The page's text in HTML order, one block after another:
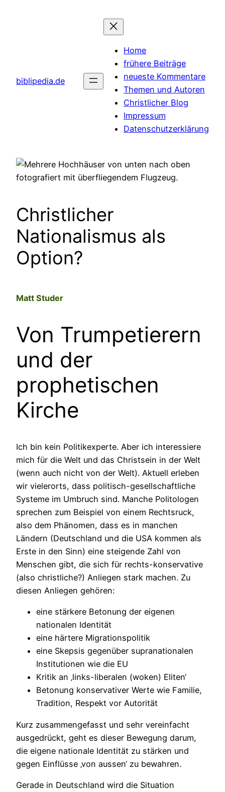
biblipedia.de
Home
frühere Beiträge
neueste Kommentare
Themen und Autoren
Christlicher Blog
Impressum
Datenschutzerklärung
Christlicher
Nationalismus als
Option?
Matt Studer
Von Trumpetierern
und der
prophetischen
Kirche
Ich bin kein Politikexperte. Aber ich interessiere
mich für die Welt und das Christsein in der Welt
(wenn auch nicht von der Welt). Aktuell erleben
wir vielerorts, dass politisch-gesellschaftliche
Systeme im Umbruch sind. Manche Politologen
sprechen zum Beispiel von einem Rechtsruck,
also dem Phänomen, dass es in manchen
Ländern (Deutschland und die USA kommen als
Erste in den Sinn) eine steigende Zahl von
Menschen gibt, die sich für rechts-konservative
(also christliche?) Anliegen stark machen. Zu
diesen Anliegen gehören:
eine stärkere Betonung der eigenen
nationalen Identität
eine härtere Migrationspolitik
eine Skepsis gegenüber supranationalen
Institutionen wie die EU
Kritik an ‚links-liberalen (woken) Eliten‘
Betonung konservativer Werte wie Familie,
Tradition, Respekt vor Autorität
Kurz zusammengefasst und sehr vereinfacht
ausgedrückt, geht es dieser Bewegung darum,
die eigene nationale Identität zu stärken und
gegen Einflüsse ‚von aussen‘ zu bewahren.
Gerade in Deutschland wird die Situation